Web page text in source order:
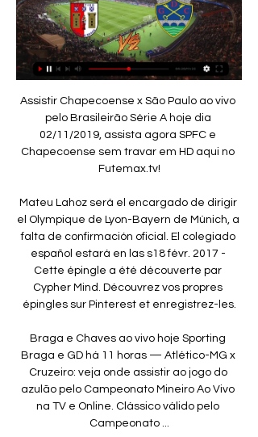
Assistir Chapecoense x São Paulo ao vivo pelo Brasileirão Série A hoje dia 02/11/2019, assista agora SPFC e Chapecoense sem travar em HD aqui no Futemax.tv!

Mateu Lahoz será el encargado de dirigir el Olympique de Lyon-Bayern de Múnich, a falta de confirmación oficial. El colegiado español estará en las s18 févr. 2017 - Cette épingle a été découverte par Cypher Mind. Découvrez vos propres épingles sur Pinterest et enregistrez-les.

Braga e Chaves ao vivo hoje Sporting Braga e GD há 11 horas — Atlético-MG x Cruzeiro: veja onde assistir ao jogo do azulão pelo Campeonato Mineiro Ao Vivo na TV e Online. Clássico válido pelo Campeonato ...

O Atlético-GO terá mudanças contra o Internacional. Quem está de volta ao time titular é o meia Elias, que está praticamente garantido como titular para a partida.

As restrições à presença de torcida impostas pela pandemia do novo coronavírus não impediram a Fiel de apoiar o Corinthians na vitória sobre o Palmeiras por 1 a 0, na última quarta-feira, na volta do Campeonato Paulista. Uma iniciativa inédita no país colocou 200 torcedores nos telões da.

Assistir Chaves ao vivo Assistir Braga x Chaves ao vivo online 31/01/2024. 30/01/2024.

São 68 times divididos em grupos de 4 clubes que jogam entre si em 6 rodadas, portanto faltando duas para as definições. São 3 clubes que fizeram as 3 vitórias, o Atlético Cearense-CE (antigo Uniclinic), o Jacuipense-BA e o Brusque-SC.

16h00 - Campeonato Cearense: Ferroviário x Atlético - TV VERDES MARES (CE) 16h00. 16h00 - Campeonato Mato-Grossense: Mixto x Operário/VG - TV CENTRO AMÉRICA (MT) 16h00 - Campeonato Paraense: Remo x Paysandu - TV BRASIL, TV CULTURA (PA) e TV. Também tiveram transmissão com sinal aberto no GE.COM os seguintes jogos.

Estão à venda a partir desta terça-feira (14h00), os bilhetes para a receção ao Vitória SC, da próxima sexta-feira 21 de Fevereiro, jogo correspondente à 22ª jornada da Liga NOS, com transmissão na Sport TV1 (20h30). Os preços para sócios variam entre os 5 e os 4 euros. Para o público em geral cada ingresso custa 13 euros.

Melhor forma de ver Gil Vicente vs Portimonense online A casa de apostas Bettilt disponibiliza a transmissão do jogo grátis e de grande qualidade, basta seguir este passo a passo. 1 – Fazer o registo na Bettilt por aqui ou clicar na imagem; 2 – Depois de fazer login, clica em “Ao Vivo” e depois clica no jogo do Gil Vicente vs.

Galvez x Plácido de Castro vão se enfrentar neste domingo (17). A disputa será válida pela semifinal do 1º Turno do Campeonato Acreano de 2019. O confronto está programado para iniciar às 17h30 (horário de Brasília). A partida vai ser realizada na Arena da Floresta, localizada no município de Rio Branco, capital do estado do […]

Assistir Braga x Chaves ao vivo Grátis HD 31/01/2024 há 6 horas — Assistir Braga x Chaves ao vivo online. Só aqui no Futebol Play HD você não vai perder nenhum lance da partida entre Braga e Chaves grátis ...

O Operário Ferroviário fecha 2019 com a possibilidade de dois novos atletas vindos do exterior para a próxima temporada. O primeiro nome é do lateral e meio campista Cristhian Aguada. O atleta tem 26 anos e uma carreira marcada por passagens por clubes do Paraguai. Durante a reapresentação dos atletas do Fantasma para exames médicos, […]

Ao vivo - SC Braga X Chaves - { Campeonato Português Ao vivo - SC Braga X Chaves - { Campeonato Português } - Rodada 19. 1 waitingmore. JC GAMER .09. 105. Subscribe.

Atividades de associações de defesa de direitos sociais, GREMIO RECREATIVO ESPORTIVO E CULTURAL ESCOLA DE SAMBA ACADEMICOS DA BRUSQUE - , 07.785.506/0001-00

Braga x Chaves ao vivo assistir Jogos de Hoje Ao Vivo na TV há 13 horas — Sporting Braga - Chaves placar ao vivo, H2H e escalações Sporting Braga Chaves esultado ao vivo (e transmissão online) começa no dia 31 de jan.

Braga vs Chaves futebol 31/01/2024 20:45 há 2 dias — Assista online Braga x Chaves. soccer liveTranslation. Ver. Braga Assista ao vivo sem publicidade. Braga x Chaves H2H. Braga. 17 golos.

O Benfica vai procurar, no sábado, consolidar a liderança isolada da I Liga portuguesa de futebol, diante do Rio Ave, na 10.ª jornada, depois de ter tirado proveito do ‘deslize’ do FC Porto …

Campeões de duas categorias serão conhecidos neste sábado, 30 de novembro, no futsal do Amazonas. Os jogos acontecem no ginásio Renné Monteiro, na avenida Constantino Nery, em Manaus. A entrada custa R$ 5 ou um brinquedo. A primeira decisão é a da categoria Sub-9, às 9h, entre duas forças da modalidade na base: Pica Pau […]

A terceira República foi proclamada durante a Revolução Acriana, por José Plácido de Castro, em 24 de janeiro de 1903. O fim permanente do Estado deu-se com o Tratado de Petrópolis,. que controlam e ajustam a transmissão dos comandos conscientes vindos do …

Lembremo-nos que o Porto do SC sempre se apoiou muito no bombo pro Marega e ele não falhou jogo quase nenhum desde há pouco mais de 2 anos para cá. Ele não jogar obriga o Porto a ser mais criativo e viu-se que criámos algumas oportunidades de golo que só não foram concretizadas porque os centrais estavam em cima.

Gasolina e álcool - Transmissão Automática - 4 Portas. Jeep Renegade 1.8 16v Flex Sport 4p Manual . por Localiza Seminovos . R$ 60.900. Amazonas .. Fast Club Manaus Am Unif.1 Rozenha Anos 2000 #10 Tam.g . R$ 119. 12x R$ 11 37. Usado - Paraná . 1989 C-1648 Quadra Selos Upaep 89 - Muiraquitã Cbc Manaus Am . R$ 20 30.

Braga x Chaves placar ao vivo, H2H histórico, palpites() Braga vs Chaves placar ao vivo (e transmissão ao vivo online) começa em 2024/01/31 às 12:45:00 horário UTC em Primeira Liga. Aqui no Braga vs Chaves ao vivo ...

[[TRANSMISSÃO!!]] assistir Braga x Chaves ao vivo há 7 horas — assistir Braga x Chaves ao vivo transmissão Assistir Braga x Chaves ao vivo online 31/01/2024 31 janeiro 2024. Agenda de jogos em destaque ...

Ouvir Braga x Chaves ao vivo - 31/01/2024 | Futebol há 5 horas — Ouça ao vivo e grátis o jogo Braga x Chaves, Portugal - Primeira Liga, 31/01/2024 às 17:45. Lista com rádios online que trasmitem Braga x ...

Viseu 23 6 8 9 22 27 26 Sporting B 23 7 5 11 30 38 26 AD Fafe 23 6 7 10 28 35 25 Leixões 23 5 8 10 20 21 23 Freamunde 23 4 10 9 18 23 22 Sp. Olhanense 23 3 4 16 24 43 13 24ª Jornada 28/01/2017 Gil Vicente - Benfica B (11h15)* Transmissão na SporTv Sp. Covilhã - Olhanense (15h00) Fafe - Sporting B (15h00) Famalicão - Santa Clara (15h00) Académica - Penafiel (15h00) União Madeira.

O gabinete de imprensa, utilizado pelas emissoras de rádio para a transmissão de jogos ao vivo, agora tem denominação. O espaço recebeu o nome de Dagoberto Russomano Focaccia em homenagem ao advogado e radialista que se destacou, tanto na imprensa escrita quanto falada, como um dos mais importantes articulistas e incentivadores do esporte amador e…

Na manhã desta sexta-feira, 13, a Caldense realizou no CT Ninho dos Periquitos seu terceiro jogo-treino visando o Campeonato Mineiro 2020. A Veterana encarou o Grêmio Osasco-SP e venceu por 4 a 1, com gols de Matheus Humberto, Léo Rafael (duas vezes) e Luan Costa.

Bahia contrata lateral-esquerdo do Corinthians para o Baianão - Varela Notícias - Conectado aos Baianos Portal de Notícias de Salvador Bahia Brasil que oferece informação precisa e de qualidade sobre os assuntos mais relevantes do Estado. Tudo sobre política, polícia, esportes, social, entretenimento e variedade você encontra aqui.

Braga x Chaves ao vivo onde assistir - Nuclear Academy há 4 horas — 09/10/2022 — ASSISTIR AO VIVO NA INTERNET: Através do site da BET365.com* você poderá assistir o jogo de hoje ao vivo pela internet.

Operário perde para o Guarani fora de casa Postado em 16/11/19. O Operário Ferroviário perdeu para o Guarani-SP, na tarde deste sábado (16), pelo Campeonato Brasileiro da Série B. O jogo aconteceu no Estádio Brinco de Ouro e foi válido pela 36ª rodada. Com o resultado, o alvinegro segue com 49 pontos e ocupa a nona posição na tabela.

Se depender da opinião de Roberto Chadad, presidente da ABRAVEST Associação Brasileira do Vestuário, as roupas serão chinesas. Nestes dias em que a Tecelagem Renaux, pioneira em Brusque no ano de 1892, é notícia pela autofalência, o episódio vivido na FIESP há alguns anos, com a visita da Ministra Comercial da China veio à memória.

HISTÓRIA DE SABOR, SAÚDE E QUALIDADE. Fundada em Brusque/SC no ano de 1986, a Maroma produz sorvetes e picolés com tecnologia italiana, sendo atualmente uma referência em sabor e qualidade. Investindo em segurança alimentar e inteligência nutricional, a Maroma está constantemente desenvolvendo novas linhas e sabores, atendendo o mercado com produtos que agradam todos os …

O Flamengo vem de vitória elástica na Copa Sul-Americana sobre a Chapecoense por 4 a 0. O Rubro-Negro teve uma atuação segura e cheia de disposição, como há muito não se via. Com a.

BLUMENAU – Os rodoviários da cidade Blumenau, decidiram por unanimidade nesta quarta-feira (5),entrar em estado de greve. A categoria realizou duas sessões na assembléia geral do Sindicato dos Empregados nas Empresas Permissionárias do Transporte …

O Gil Vicente venceu os dois jogos que teve no seu terreno (3-1 ao Penafiel e 3-0 ao Sp. Covilhã), tendo sido batido no Carregado por 0-1. Pese o jogo ter honras de Transmissão televisiva, através da SPORT TV, o apoio dos adeptos é fundamental para ajudar o Portimonense a conseguir mais uma vitória e a manter a liderança da Liga Vitalis.

sport tv - chaves Pesquisa: chaves. Diretos. Todos. Videos. Amanhã - 31. Dom - 04. Sáb - 10. direto. SC BRAGA X GD CHAVES. LIGA PORTUGAL BETCLIC. 20:35 - 23:00.

A Taça JK, o primeiro turno do Candangão já definiu seus semifinalistas, o Grêmio embala de vez depois da quarta vitória seguida, o Galo sofre, mas mantém a liderança invicta, o Palmeiras assume a liderança depois do tropeço do Corinthians e no Rio, o Botafogo venceu o clássico contra o Vasco.

Braga x Chaves 31. 1. 2024 AO VIVO | Futebol Confira Braga x Chaves 31. 1. 2024 ao vivo - livescore, estatísticas H2H,